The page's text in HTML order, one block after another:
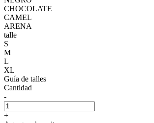
CHOCOLATE
CAMEL
ARENA
talle
S
M
L
XL
Guía de talles
Cantidad
-
+